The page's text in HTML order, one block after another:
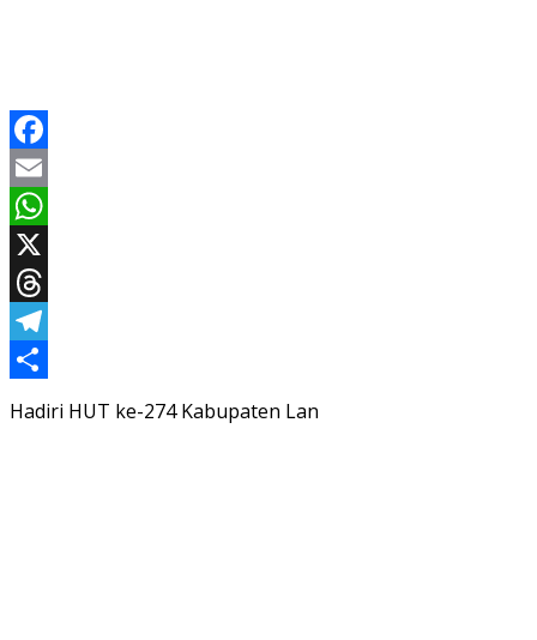
Facebook
Email
WhatsApp
X
Threads
Telegram
Share
Hadiri HUT ke-274 Kabupaten Lan